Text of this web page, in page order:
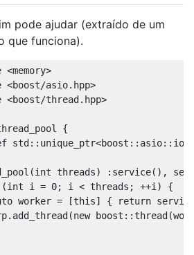
pode ajudar (extraído de um
que funciona).
<memory>
<boost/asio.hpp>
<boost/thread.hpp>
{
std:: unique_ptr<boost :: asio::
(int threads) : service(),
(int i = 0; i < threads ; ++i )
{
worker = [this] { return
. add_thread(new boost ::thread(